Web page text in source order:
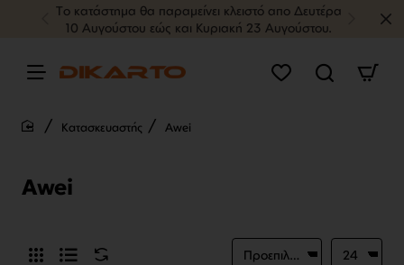
Tο κατάστημα θα παραμείνει κλειστό απο Δευτέρα
10 Αυγούστου εώς και Κυριακή 23 Αυγούστου.
Awei
Κατασκευαστής Awei